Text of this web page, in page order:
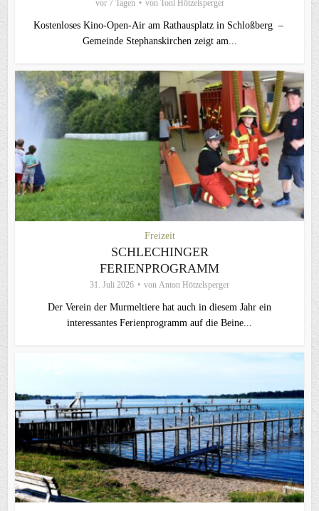
vor 7 Tagen von Toni Hötzelsperger
Kostenloses Kino-Open-Air am Rathausplatz in Schloßberg –
Gemeinde Stephanskirchen zeigt am...
Freizeit
SCHLECHINGER
FERIENPROGRAMM
31. Juli 2026 von Anton Hötzelsperger
Der Verein der Murmeltiere hat auch in diesem Jahr ein
interessantes Ferienprogramm auf die Beine...